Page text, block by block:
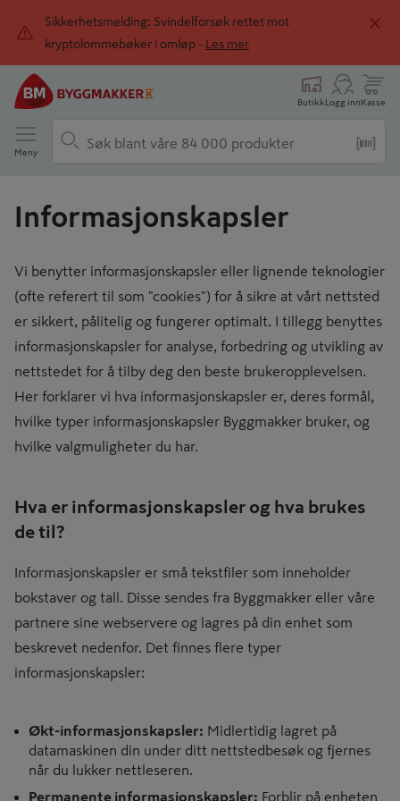
Sikkerhetsmelding: Svindelforsøk rettet mot
kryptolommebøker i omløp -
Les mer
ButikkLogg innKasse
Meny
Informasjonskapsler
Vi benytter informasjonskapsler eller lignende teknologier
(ofte referert til som "cookies") for å sikre at vårt nettsted
er sikkert, pålitelig og fungerer optimalt. I tillegg benyttes
informasjonskapsler for analyse, forbedring og utvikling av
nettstedet for å tilby deg den beste brukeropplevelsen.
Her forklarer vi hva informasjonskapsler er, deres formål,
hvilke typer informasjonskapsler Byggmakker bruker, og
hvilke valgmuligheter du har.
Hva er informasjonskapsler og hva brukes
de til?
Informasjonskapsler er små tekstfiler som inneholder
bokstaver og tall. Disse sendes fra Byggmakker eller våre
partnere sine webservere og lagres på din enhet som
beskrevet nedenfor. Det finnes flere typer
informasjonskapsler:
Økt-informasjonskapsler: Midlertidig lagret på
datamaskinen din under ditt nettstedbesøk og fjernes
når du lukker nettleseren.
Permanente informasjonskapsler: Forblir på enheten